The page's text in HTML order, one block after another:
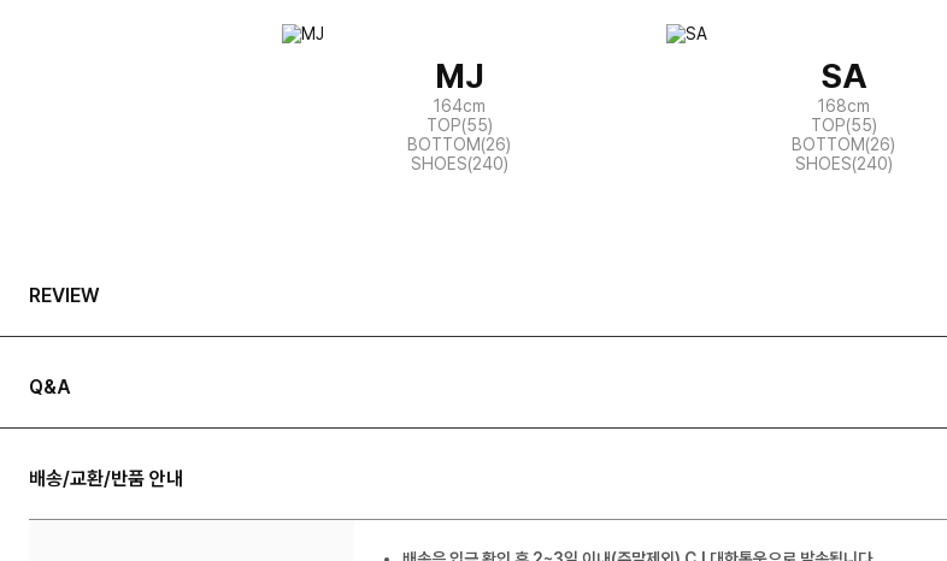
MJ
164cm
TOP(55)
BOTTOM(26)
SHOES(240)
SA
168cm
TOP(55)
BOTTOM(26)
SHOES(240)
REVIEW
Q&A
배송/교환/반품 안내